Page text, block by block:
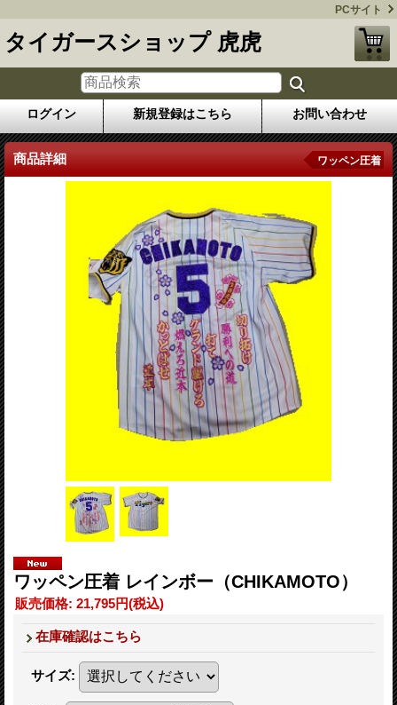
PCサイト
タイガースショップ 虎虎
ログイン 新規登録はこちら お問い合わせ
商品詳細 ワッペン圧着
ワッペン圧着 レインボー（CHIKAMOTO）
販売価格: 21,795円(税込)
在庫確認はこちら
サイズ: